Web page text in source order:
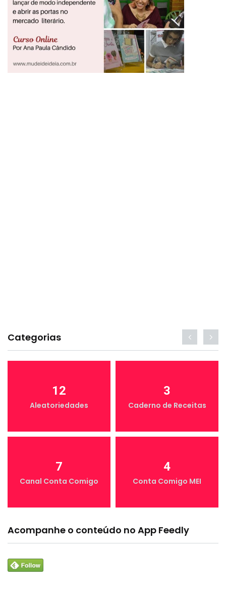
Categorias
12
Aleatoriedades
3
Caderno de Receitas
7
Canal Conta Comigo
4
Conta Comigo MEI
Acompanhe o conteúdo no App Feedly